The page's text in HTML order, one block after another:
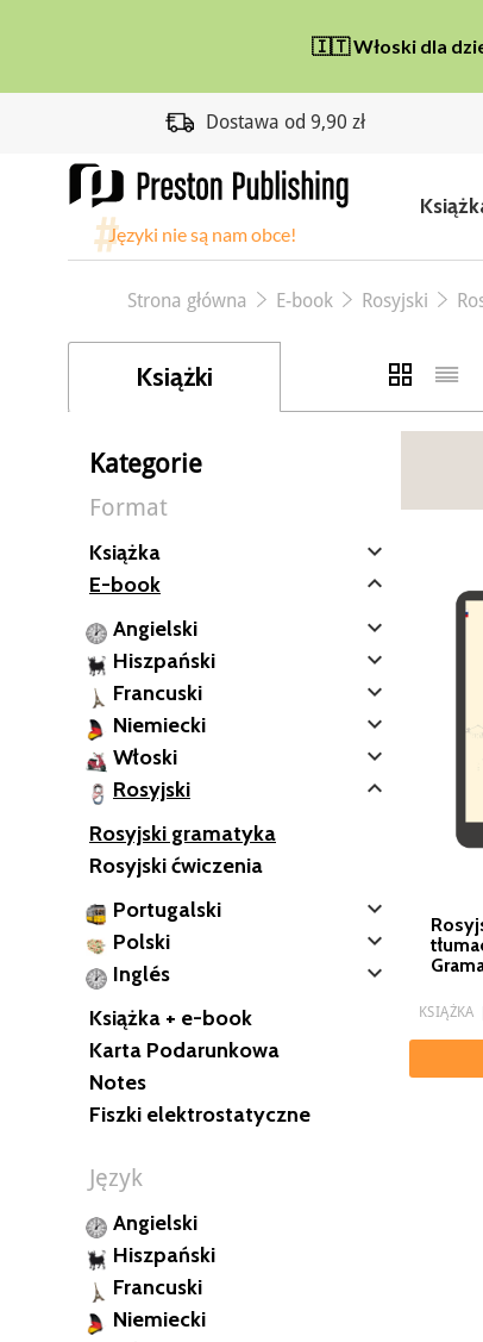
Dostawa od 9,90 zł
Strona główna E-book Rosyjski
Książki
Kategorie
Format
Książka 
E-book 
Angielski 
Hiszpański 
Francuski 
Niemiecki 
Włoski 
Rosyjski 
Rosyjski gramatyka
Rosyjski ćwiczenia
Portugalski

Polski 
Inglés 
Książka + e-book
Karta Podarunkowa
Notes
Fiszki elektrostatyczne
Język
Angielski
Hiszpański
Francuski
Niemiecki
KSIĄŻKA